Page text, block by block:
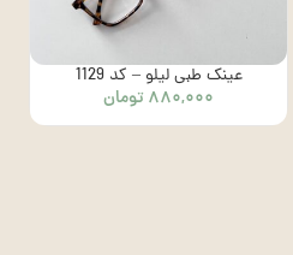
عینک طبی لیلو – کد 1129
۸۸۰,۰۰۰ تومان